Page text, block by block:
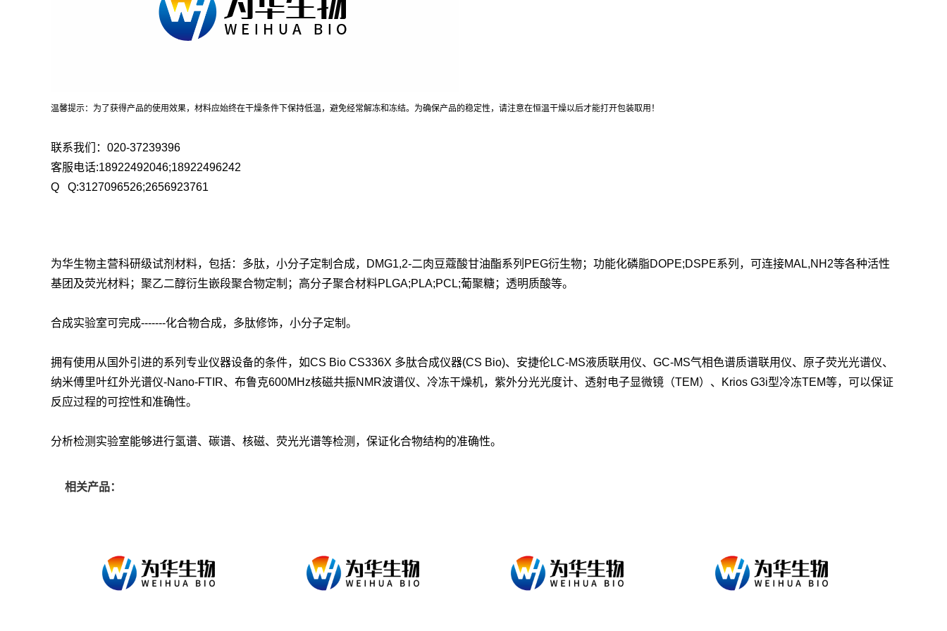
温馨提示：为了获得产品的使用效果，材料应始终在干燥条件下保持低温，避免经常解冻和冻结。为确保产品的稳定性，请注意在恒温干燥以后才能打开包装取用！
联系我们：020-37239396
客服电话:18922492046;18922496242
Q Q:3127096526;2656923761
为华生物主营科研级试剂材料，包括：多肽，小分子定制合成，DMG1,2-二肉豆蔻酸甘油酯系列PEG衍生物；功能化磷脂DOPE;DSPE系列，可连接MAL,NH2等各种活性
基团及荧光材料；聚乙二醇衍生嵌段聚合物定制；高分子聚合材料PLGA;PLA;PCL;葡聚糖；透明质酸等。
合成实验室可完成-------化合物合成，多肽修饰，小分子定制。
拥有使用从国外引进的系列专业仪器设备的条件，如CS Bio CS336X 多肽合成仪器(CS Bio)、安捷伦LC-MS液质联用仪、GC-MS气相色谱质谱联用仪、原子荧光光谱仪、
纳米傅里叶红外光谱仪-Nano-FTIR、布鲁克600MHz核磁共振NMR波谱仪、冷冻干燥机，紫外分光光度计、透射电子显微镜（TEM）、Krios G3i型冷冻TEM等，可以保证
反应过程的可控性和准确性。
分析检测实验室能够进行氢谱、碳谱、核磁、荧光光谱等检测，保证化合物结构的准确性。
相关产品：